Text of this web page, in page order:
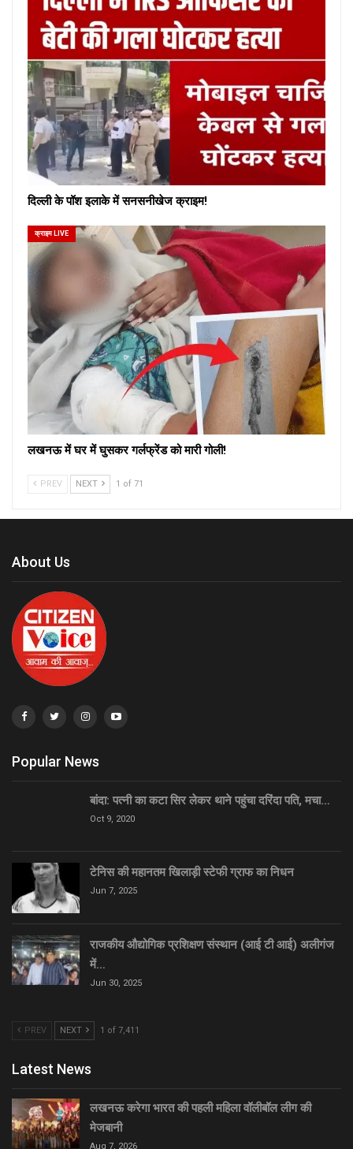
दिल्ली के पॉश इलाके में सनसनीखेज क्राइम!
क्राइम LIVE
लखनऊ में घर में घुसकर गर्लफ्रेंड को मारी गोली!
PREV NEXT 1 of 71
About Us
Popular News
बांदा: पत्नी का कटा सिर लेकर थाने पहुंचा दरिंदा पति, मचा…
Oct 9, 2020
टेनिस की महानतम खिलाड़ी स्टेफी ग्राफ का निधन
Jun 7, 2025
राजकीय औद्योगिक प्रशिक्षण संस्थान (आई टी आई) अलीगंज
में…
Jun 30, 2025
PREV NEXT 1 of 7,411
Latest News
लखनऊ करेगा भारत की पहली महिला वॉलीबॉल लीग की
मेजबानी
Aug 7, 2026